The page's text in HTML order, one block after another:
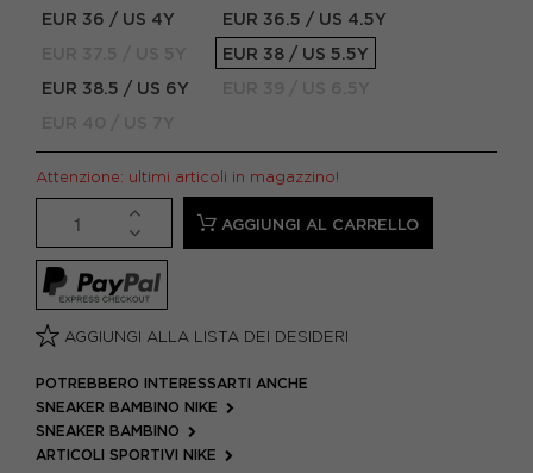
EUR 36 / US 4Y
EUR 36.5 / US 4.5Y
EUR 38 / US 5.5Y
EUR 38.5 / US 6Y
Attenzione: ultimi articoli in magazzino!
AGGIUNGI AL CARRELLO
AGGIUNGI ALLA LISTA DEI DESIDERI
POTREBBERO INTERESSARTI ANCHE
SNEAKER BAMBINO NIKE
SNEAKER BAMBINO
ARTICOLI SPORTIVI NIKE